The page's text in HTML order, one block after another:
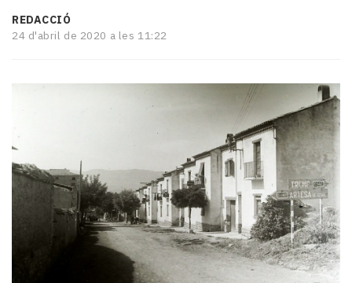
TV
El
A
escena!
REDACCIÓ
24 d'abril de 2020 a les 11:22